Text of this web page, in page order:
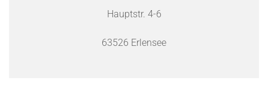
Hauptstr. 4-6
63526 Erlensee